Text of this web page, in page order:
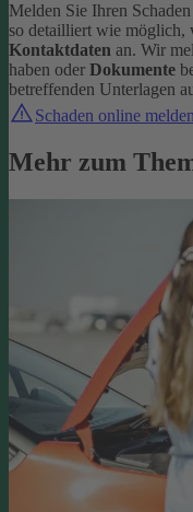
Melden Sie Ihren
so detailliert wie möglich,
Kontaktdaten an. Wir
haben oder Dokumente
betreffenden Unterlagen
Schaden online melden
Mehr zum